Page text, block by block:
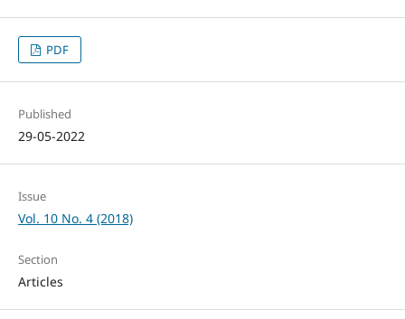
PDF
Published
29-05-2022
Issue
Vol. 10 No. 4 (2018)
Section
Articles